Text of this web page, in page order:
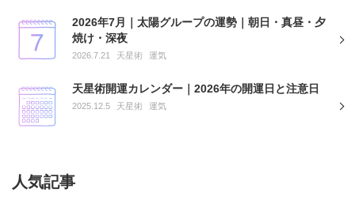
2026年7月｜太陽グループの運勢｜朝日・真昼・夕
焼け・深夜
2026.7.21 天星術 運気
天星術開運カレンダー｜2026年の開運日と注意日
2025.12.5 天星術 運気
人気記事